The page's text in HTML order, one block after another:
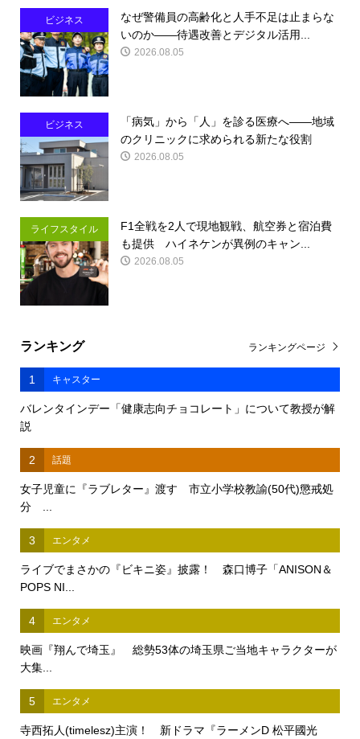
ビジネス
なぜ警備員の高齢化と人手不足は止まらな
いのか――待遇改善とデジタル活用...
2026.08.05
ビジネス
「病気」から「人」を診る医療へ――地域
のクリニックに求められる新たな役割
2026.08.05
ライフスタイル
F1全戦を2人で現地観戦、航空券と宿泊費
も提供 ハイネケンが異例のキャン...
2026.08.05
ランキング
1 キャスター
バレンタインデー「健康志向チョコレート」について教授が解
説
2 話題
女子児童に『ラブレター』渡す 市立小学校教諭(50代)懲戒処
分 ...
3 エンタメ
ライブでまさかの『ビキニ姿』披露！ 森口博子「ANISON＆
POPS NI...
4 エンタメ
映画『翔んで埼玉』 総勢53体の埼玉県ご当地キャラクターが
大集...
5 エンタメ
寺西拓人(timelesz)主演！ 新ドラマ『ラーメンD 松平國光
ランキングページ